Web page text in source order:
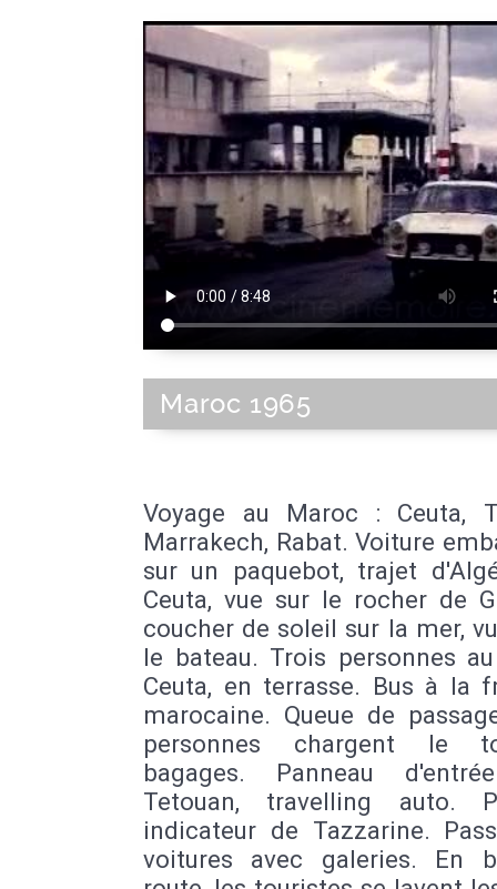
Maroc 1965
Voyage au Maroc : Ceuta,
Marrakech, Rabat. Voiture
sur un paquebot, trajet
Ceuta, vue sur le rocher de
coucher de soleil sur la mer,
le bateau. Trois personnes
Ceuta, en terrasse. Bus à la
marocaine. Queue de
personnes chargent le
bagages. Panneau
Tetouan, travelling auto.
indicateur de Tazzarine.
voitures avec galeries. En